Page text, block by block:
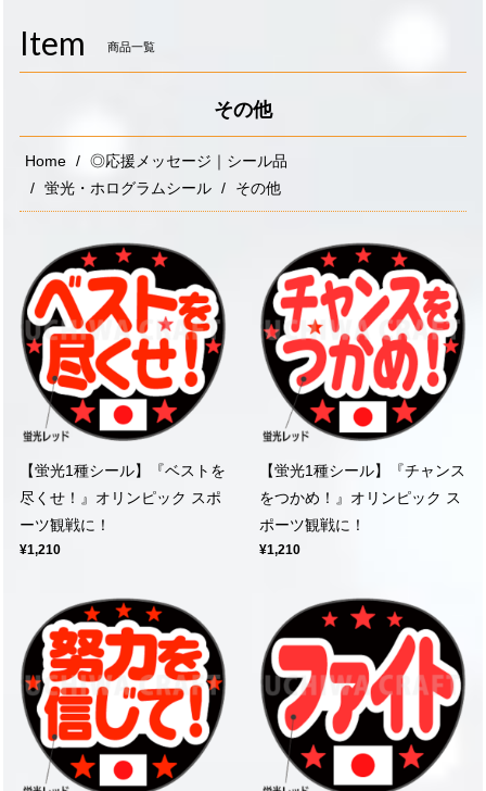
Item 商品一覧
その他
Home
◎応援メッセージ｜シール品
蛍光・ホログラムシール
その他
【蛍光1種シール】『ベストを
尽くせ！』オリンピック スポ
ーツ観戦に！
¥1,210
【蛍光1種シール】『チャンス
をつかめ！』オリンピック ス
ポーツ観戦に！
¥1,210